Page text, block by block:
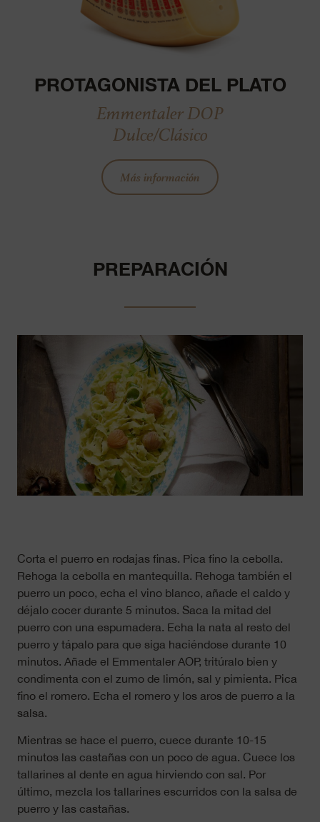
PROTAGONISTA DEL PLATO
Emmentaler DOP
Dulce/Clásico
Más información
PREPARACIÓN
Corta el puerro en rodajas finas. Pica fino la cebolla.
Rehoga la cebolla en mantequilla. Rehoga también el
puerro un poco, echa el vino blanco, añade el caldo y
déjalo cocer durante 5 minutos. Saca la mitad del
puerro con una espumadera. Echa la nata al resto del
puerro y tápalo para que siga haciéndose durante 10
minutos. Añade el Emmentaler AOP, tritúralo bien y
condimenta con el zumo de limón, sal y pimienta. Pica
fino el romero. Echa el romero y los aros de puerro a la
salsa.
Mientras se hace el puerro, cuece durante 10-15
minutos las castañas con un poco de agua. Cuece los
tallarines al dente en agua hirviendo con sal. Por
último, mezcla los tallarines escurridos con la salsa de
puerro y las castañas.